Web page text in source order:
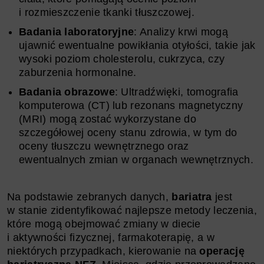
i rozmieszczenie tkanki tłuszczowej.
Badania laboratoryjne: Analizy krwi mogą
ujawnić ewentualne powikłania otyłości, takie jak
wysoki poziom cholesterolu, cukrzyca, czy
zaburzenia hormonalne.
Badania obrazowe: Ultradźwięki, tomografia
komputerowa (CT) lub rezonans magnetyczny
(MRI) mogą zostać wykorzystane do
szczegółowej oceny stanu zdrowia, w tym do
oceny tłuszczu wewnętrznego oraz
ewentualnych zmian w organach wewnętrznych.
Na podstawie zebranych danych, bariatra jest
w stanie zidentyfikować najlepsze metody leczenia,
które mogą obejmować zmiany w diecie
i aktywności fizycznej, farmakoterapię, a w
niektórych przypadkach, kierowanie na operację